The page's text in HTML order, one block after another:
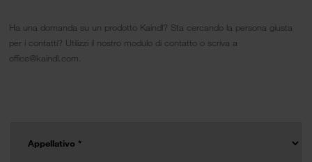
Ha una domanda su un prodotto Kaindl? Sta cercando la persona giusta
per i contatti? Utilizzi il nostro modulo di contatto o scriva a
office@kaindl.com.